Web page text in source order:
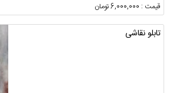
قیمت : 6,000,000 تومان
تابلو نقاشی